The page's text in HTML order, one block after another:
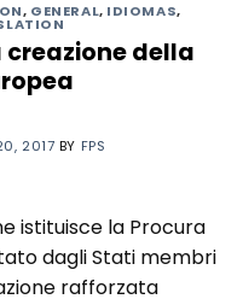
, GENERAL, IDIOMAS,
della
2017 BY FPS
istituisce la Procura
dagli Stati membri
rafforzata